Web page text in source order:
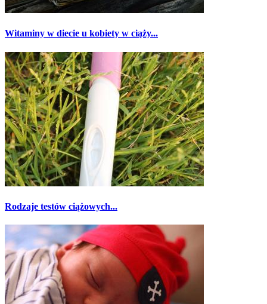
Witaminy w diecie u kobiety w ciąży...
Rodzaje testów ciążowych...